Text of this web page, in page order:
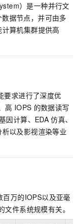
）是一种并行文
据节点，并可由多
算机集群提供高
要求进行了深度优
高 IOPS 的数据读写
因计算、EDA 仿真、
以及影视渲染等业
万的IOPS以及亚毫
件系统规模有关。